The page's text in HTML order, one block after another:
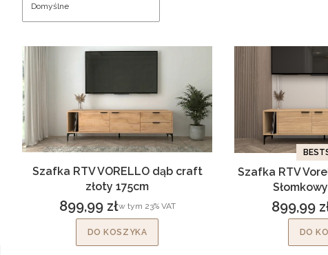
Domyślne
Szafka RTV VORELLO dąb craft
złoty 175cm
Cena brutto
899,99 złw tym %s VAT
w tym 23%VAT
DO KOSZYKA
Szafka RTV
Cena
899,99
DO